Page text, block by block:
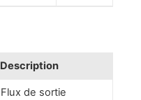
Description
Flux de sortie